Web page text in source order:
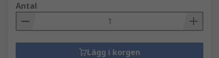
Antal
Lägg i korgen